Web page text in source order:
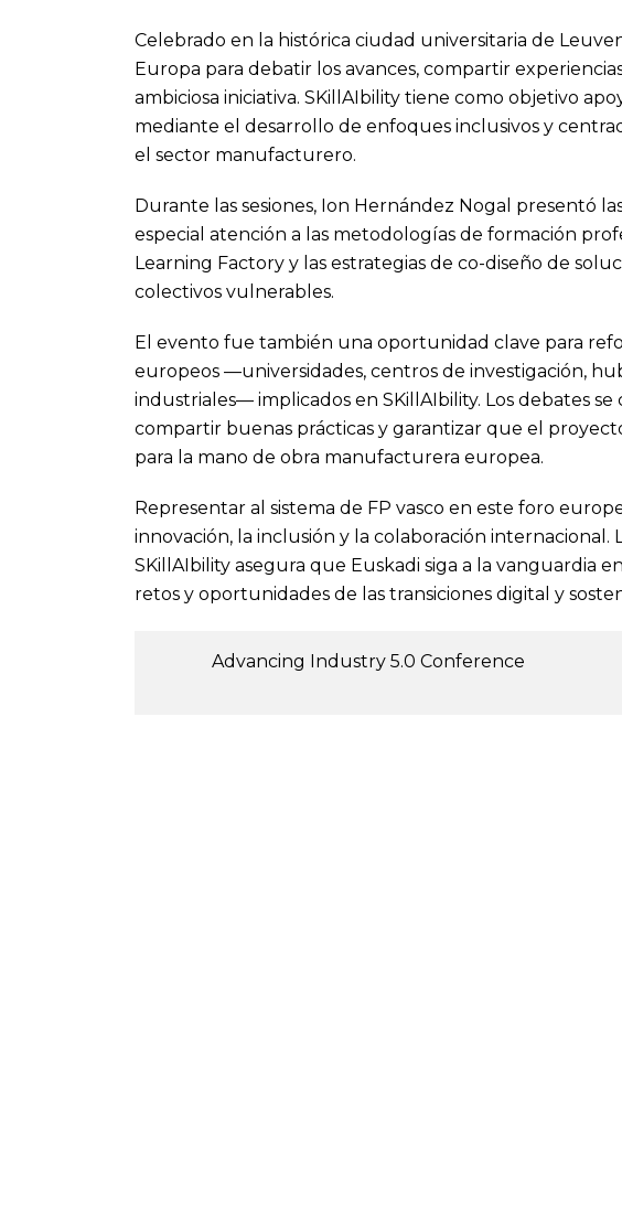
Celebrado en la histórica ciudad universitaria de
Europa para debatir los avances, compartir
ambiciosa iniciativa. SKillAIbility tiene como objetivo
mediante el desarrollo de enfoques inclusivos y
el sector manufacturero.
Durante las sesiones, Ion Hernández Nogal presentó
especial atención a las metodologías de formación
Learning Factory y las estrategias de co-diseño de
colectivos vulnerables.
El evento fue también una oportunidad clave para
europeos —universidades, centros de investigación,
industriales— implicados en SKillAIbility. Los debates
compartir buenas prácticas y garantizar que el
para la mano de obra manufacturera europea.
Representar al sistema de FP vasco en este foro
innovación, la inclusión y la colaboración internacional.
SKillAIbility asegura que Euskadi siga a la vanguardia
retos y oportunidades de las transiciones digital y
Advancing Industry 5.0 Conference